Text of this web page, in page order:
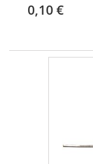
0,10 €